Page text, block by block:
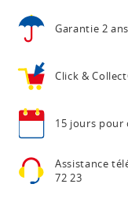
Garantie 2 ans
Click &
15 jours pour
Assistance
72 23